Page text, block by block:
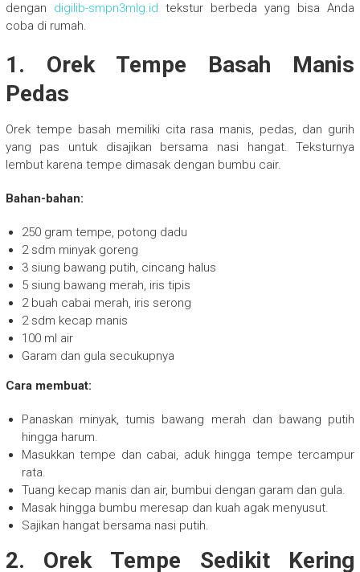
dengan digilib-smpn3mlg.id tekstur berbeda yang bisa Anda
coba di rumah.
1. Orek Tempe Basah Manis
Pedas
Orek tempe basah memiliki cita rasa manis, pedas, dan gurih
yang pas untuk disajikan bersama nasi hangat. Teksturnya
lembut karena tempe dimasak dengan bumbu cair.
Bahan-bahan:
250 gram tempe, potong dadu
2 sdm minyak goreng
3 siung bawang putih, cincang halus
5 siung bawang merah, iris tipis
2 buah cabai merah, iris serong
2 sdm kecap manis
100 ml air
Garam dan gula secukupnya
Cara membuat:
Panaskan minyak, tumis bawang merah dan bawang putih
hingga harum.
Masukkan tempe dan cabai, aduk hingga tempe tercampur
rata.
Tuang kecap manis dan air, bumbui dengan garam dan gula.
Masak hingga bumbu meresap dan kuah agak menyusut.
Sajikan hangat bersama nasi putih.
2. Orek Tempe Sedikit Kering